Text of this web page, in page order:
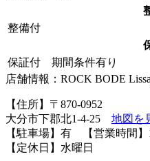
整備付
保証付 期間条件有り
店舗情報：ROCK BODE
【住所】〒870-0952
大分市下郡北1-4-25 地図を
【駐車場】有 【営業時間】
【定休日】水曜日